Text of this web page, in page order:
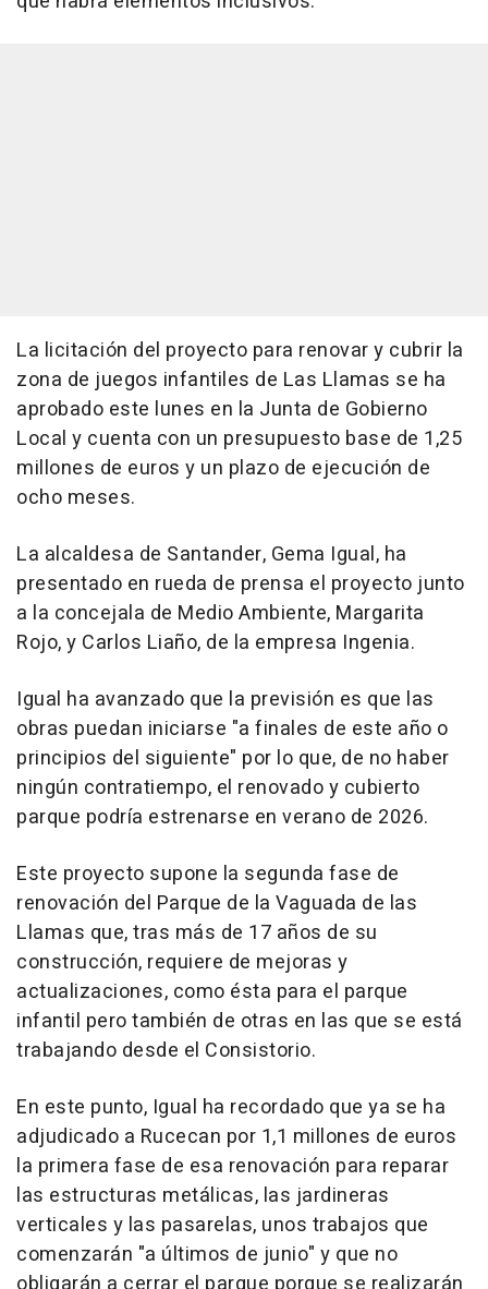
La licitación del proyecto para renovar y cubrir la
zona de juegos infantiles de Las Llamas se ha
aprobado este lunes en la Junta de Gobierno
Local y cuenta con un presupuesto base de 1,25
millones de euros y un plazo de ejecución de
ocho meses.
La alcaldesa de Santander, Gema Igual, ha
presentado en rueda de prensa el proyecto junto
a la concejala de Medio Ambiente, Margarita
Rojo, y Carlos Liaño, de la empresa Ingenia.
Igual ha avanzado que la previsión es que las
obras puedan iniciarse "a finales de este año o
principios del siguiente" por lo que, de no haber
ningún contratiempo, el renovado y cubierto
parque podría estrenarse en verano de 2026.
Este proyecto supone la segunda fase de
renovación del Parque de la Vaguada de las
Llamas que, tras más de 17 años de su
construcción, requiere de mejoras y
actualizaciones, como ésta para el parque
infantil pero también de otras en las que se está
trabajando desde el Consistorio.
En este punto, Igual ha recordado que ya se ha
adjudicado a Rucecan por 1,1 millones de euros
la primera fase de esa renovación para reparar
las estructuras metálicas, las jardineras
verticales y las pasarelas, unos trabajos que
comenzarán "a últimos de junio" y que no